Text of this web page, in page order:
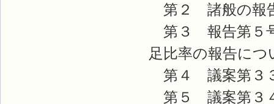
第２ 諸般の報
第３ 報告第５
足比率の報告につ
第４ 議案第３
第５ 議案第３